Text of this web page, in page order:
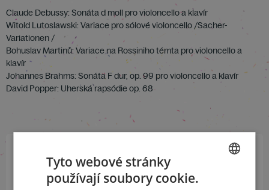
Claude Debussy: Sonáta d moll pro violoncello a klavír
Witold Lutoslawski: Variace pro sólové violoncello /Sacher-
Variationen /
Bohuslav Martinů: Variace na Rossiniho témta pro violoncello a
klavír
Johannes Brahms: Sonáta F dur, op. 99 pro violoncello a klavír
David Popper: Uherská rapsódie op. 68
Přihlaste se k našemu newsletteru
a buďte jako první v obraze
Tyto webové stránky
používají soubory cookie.